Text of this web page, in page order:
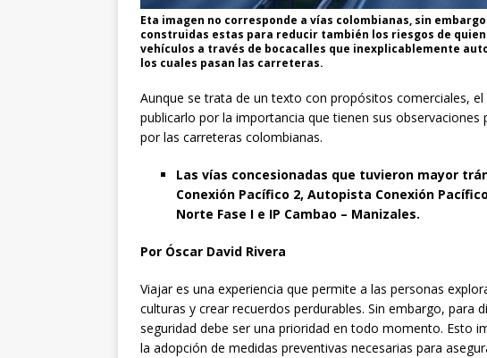
Eta imagen no corresponde a vías colombianas, sin
construidas estas para reducir también los riesgos de
vehículos a través de bocacalles que inexplicablemente
los cuales pasan las carreteras.
Aunque se trata de un texto con propósitos comerciales,
publicarlo por la importancia que tienen sus
por las carreteras colombianas.
Las vías concesionadas que tuvieron mayor
Conexión Pacífico 2, Autopista Conexión
Norte Fase I e IP Cambao – Manizales.
Por Óscar David Rivera
Viajar es una experiencia que permite a las personas
culturas y crear recuerdos perdurables. Sin embargo, para
seguridad debe ser una prioridad en todo momento. Esto
la adopción de medidas preventivas necesarias para